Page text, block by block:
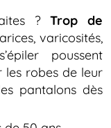
?Trop de
varicosités,
poussent
les robes de leur
pantalons dès